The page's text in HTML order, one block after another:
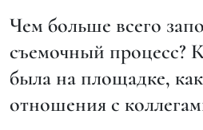
Чем больше всего
съемочный процесс?
была на площадке,
отношения с